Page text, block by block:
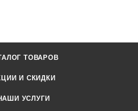
ТОВАРОВ
И СКИДКИ
УСЛУГИ